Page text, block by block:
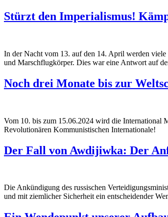
Stürzt den Imperialismus!
In der Nacht vom 13. auf den 14. April werden
und Marschflugkörper. Dies war eine Antwort auf
Noch drei Monate bis zur
Vom 10. bis zum 15.06.2024 wird die International
Revolutionären Kommunistischen Internationale!
Der Fall von Awdijiwka: Der
Die Ankündigung des russischen
und mit ziemlicher Sicherheit ein entscheidender